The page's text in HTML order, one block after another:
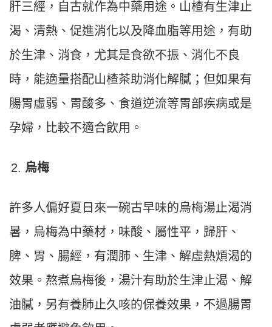
肝三經，自古就作為中藥用途。山楂有生津止
渴、清熱、促進消化以及降血脂等用途，有助
於生津、消食，尤其是食欲不振、消化不良
時，能適量搭配山楂茶助消化解膩；但如果有
腸胃虛弱、胃酸多、食道逆流等胃部疾病或是
孕婦，比較不適合飲用。
烏梅
許多人偏好夏日來一碗古早味的烏梅湯止渴消
暑，烏梅為中藥材，味酸、屬性平，歸肝、
脾、胃、腸經，有潤肺、生津、解虛熱煩渴的
效果。熬煮烏梅後，湯汁有助於生津止渴、解
油膩，另有養肺止久咳的保養效果，不過腸胃